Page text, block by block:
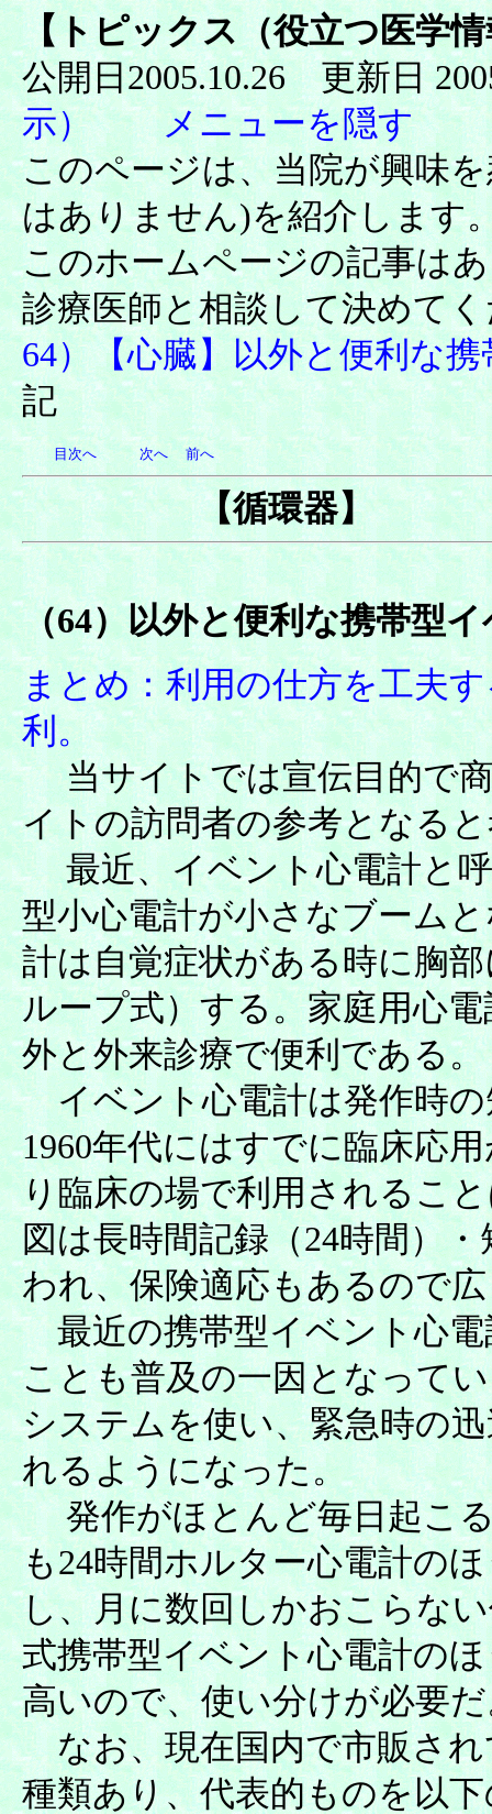
【トピックス（役立つ医学
公開日2005.10.26 更新日
示）
メニューを隠す
このページは、当院が興味
はありません)を紹介します
このホームページの記事は
診療医師と相談して決めて
64）【心臓】以外と便利な
記
目次へ 次へ 前へ
【循環器】
（64）以外と便利な携帯型
まとめ：利用の仕方を工夫
利。
当サイトでは宣伝目的で商
イトの訪問者の参考となる
最近、イベント心電計と呼
型小心電計が小さなブーム
計は自覚症状がある時に胸
ループ式）する。家庭用心
外と外来診療で便利である。
イベント心電計は発作時の
1960年代にはすでに臨床応
り臨床の場で利用されるこ
図は長時間記録（24時間）
われ、保険適応もあるので
最近の携帯型イベント心電
ことも普及の一因となって
システムを使い、緊急時の
れるようになった。
発作がほとんど毎日起こる
も24時間ホルター心電計の
し、月に数回しかおこらな
式携帯型イベント心電計の
高いので、使い分けが必要
なお、現在国内で市販され
種類あり、代表的ものを以